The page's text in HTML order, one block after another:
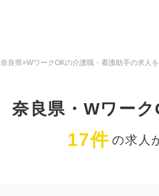
奈良県×WワークOKの介護職・看護助手の求人
奈良県・Wワー
17件 の求人